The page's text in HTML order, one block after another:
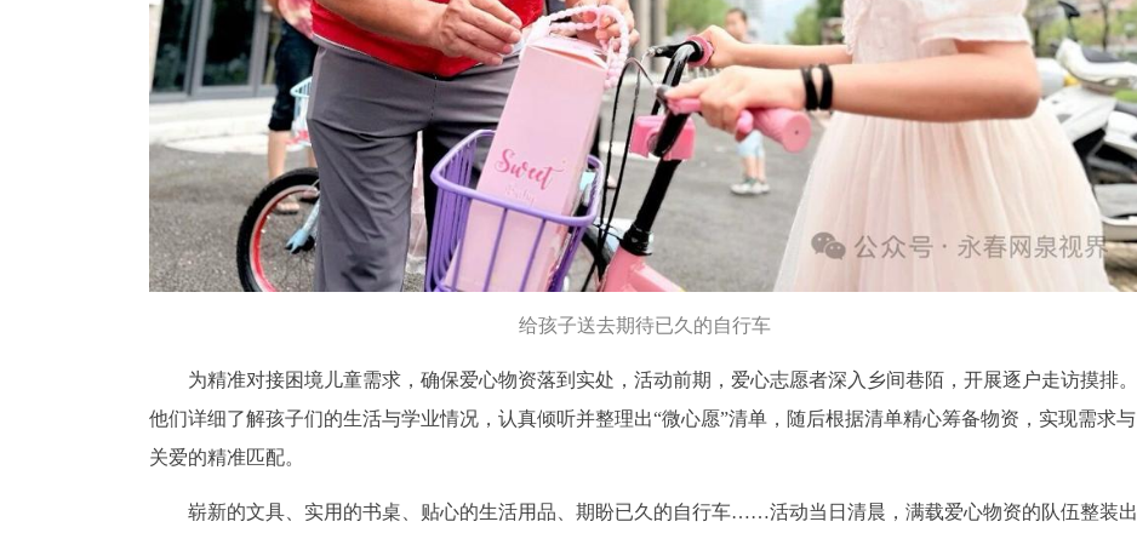
给孩子送去期待已久的自行车
为精准对接困境儿童需求，确保爱心物资落到实处，活动前期，爱心志愿者深入乡间巷陌，开展逐户走访摸排。
他们详细了解孩子们的生活与学业情况，认真倾听并整理出“微心愿”清单，随后根据清单精心筹备物资，实现需求与
关爱的精准匹配。
崭新的文具、实用的书桌、贴心的生活用品、期盼已久的自行车……活动当日清晨，满载爱心物资的队伍整装出